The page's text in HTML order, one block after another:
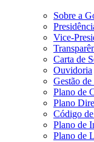
Sobre a
Vice-
Carta de
Ouvidoria
Gestão
Plano de
Plano
Código
Plano de
Plano de